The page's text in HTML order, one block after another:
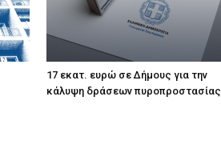
17 εκατ. ευρώ σε Δήμους για την
κάλυψη δράσεων πυροπροστασίας